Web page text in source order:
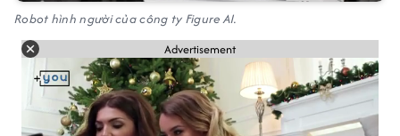
Robot hình người của công ty Figure AI.
Advertisement